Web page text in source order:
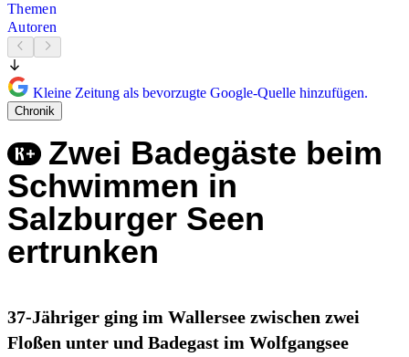
Themen
Autoren
Kleine Zeitung als bevorzugte Google-Quelle hinzufügen.
Chronik
Zwei Badegäste beim
Schwimmen in
Salzburger Seen
ertrunken
37-Jähriger ging im Wallersee zwischen zwei
Floßen unter und Badegast im Wolfgangsee